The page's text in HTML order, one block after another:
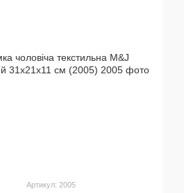
Артикул: 2005